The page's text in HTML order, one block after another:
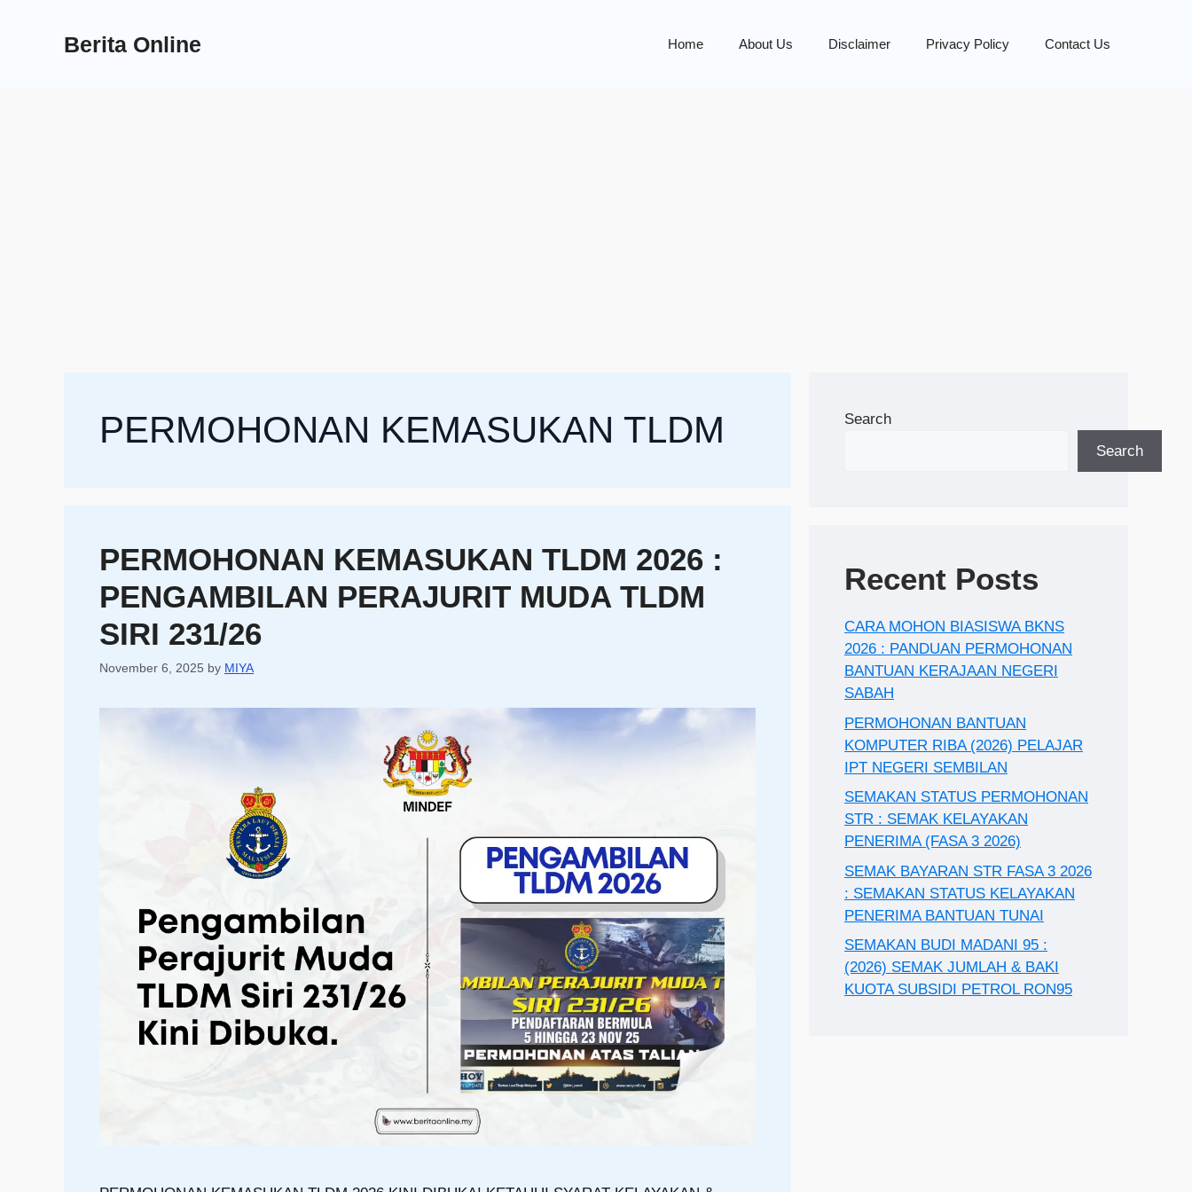
Berita Online Home About Us Disclaimer Privacy Policy Contact Us
PERMOHONAN KEMASUKAN TLDM
PERMOHONAN KEMASUKAN TLDM 2026 :
PENGAMBILAN PERAJURIT MUDA TLDM
SIRI 231/26
November 6, 2025 by MIYA
Search
Search
Recent Posts
CARA MOHON BIASISWA BKNS
2026 : PANDUAN PERMOHONAN
BANTUAN KERAJAAN NEGERI
SABAH
PERMOHONAN BANTUAN
KOMPUTER RIBA (2026) PELAJAR
IPT NEGERI SEMBILAN
SEMAKAN STATUS PERMOHONAN
STR : SEMAK KELAYAKAN
PENERIMA (FASA 3 2026)
SEMAK BAYARAN STR FASA 3 2026
: SEMAKAN STATUS KELAYAKAN
PENERIMA BANTUAN TUNAI
SEMAKAN BUDI MADANI 95 :
(2026) SEMAK JUMLAH & BAKI
KUOTA SUBSIDI PETROL RON95